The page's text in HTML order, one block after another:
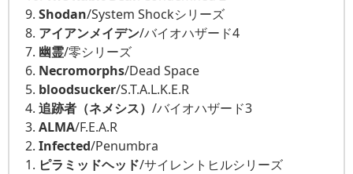
9. Shodan/System Shockシリーズ
8. アイアンメイデン/バイオハザード4
7. 幽霊/零シリーズ
6. Necromorphs/Dead Space
5. bloodsucker/S.T.A.L.K.E.R
4. 追跡者（ネメシス） /バイオハザード3
3. ALMA/F.E.A.R
2. Infected/Penumbra
1. ピラミッドヘッド/サイレントヒルシリーズ